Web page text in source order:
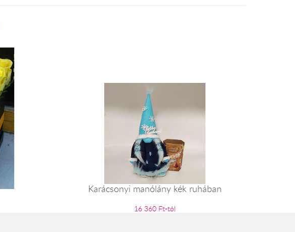
Karácsonyi manólány kék ruhában
16 360 Ft-tól